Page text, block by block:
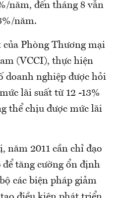
năm, đến tháng 8 vẫn
năm.
Phòng Thương mại
(VCCI), thực hiện
doanh nghiệp được hỏi
lãi suất từ 12 -13%
thể chịu được mức lãi
năm 2011 cần chỉ đạo
tăng cường ổn định
các biện pháp giảm